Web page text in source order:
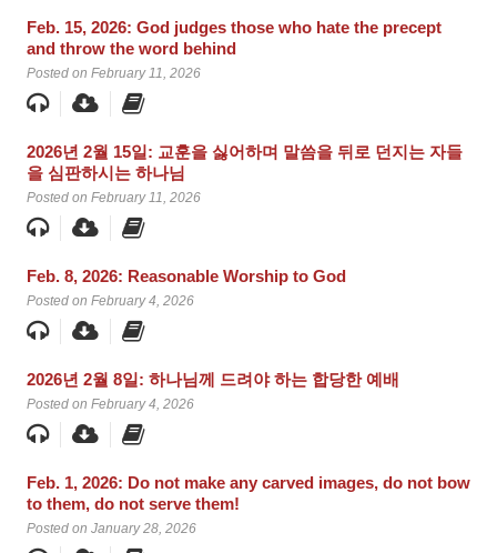
Feb. 15, 2026: God judges those who hate the precept
and throw the word behind
Posted on February 11, 2026
2026년 2월 15일: 교훈을 싫어하며 말씀을 뒤로 던지는 자들
을 심판하시는 하나님
Posted on February 11, 2026
Feb. 8, 2026: Reasonable Worship to God
Posted on February 4, 2026
2026년 2월 8일: 하나님께 드려야 하는 합당한 예배
Posted on February 4, 2026
Feb. 1, 2026: Do not make any carved images, do not bow
to them, do not serve them!
Posted on January 28, 2026